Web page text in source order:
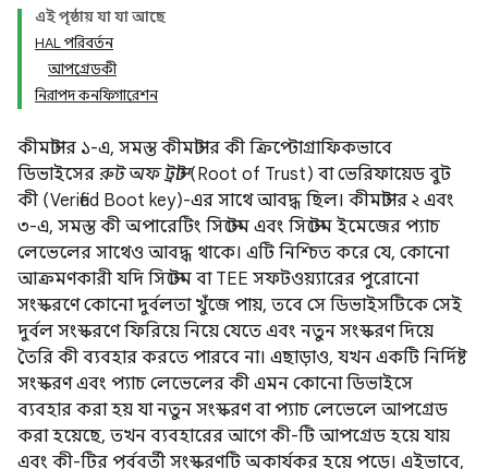
এই পৃষ্ঠায় যা যা আছে
HAL পরিবর্তন
আপগ্রেডকী
নিরাপদ কনফিগারেশন
কীমাস্টার ১-এ, সমস্ত কীমাস্টার কী ক্রিপ্টোগ্রাফিকভাবে
ডিভাইসের রুট অফ ট্রাস্ট(Root of Trust) বা ভেরিফায়েড বুট
কী (Verified Boot key)-এর সাথে আবদ্ধ ছিল। কীমাস্টার ২ এবং
৩-এ, সমস্ত কী অপারেটিং সিস্টেম এবং সিস্টেম ইমেজের প্যাচ
লেভেলের সাথেও আবদ্ধ থাকে। এটি নিশ্চিত করে যে, কোনো
আক্রমণকারী যদি সিস্টেম বা TEE সফটওয়্যারের পুরোনো
সংস্করণে কোনো দুর্বলতা খুঁজে পায়, তবে সে ডিভাইসটিকে সেই
দুর্বল সংস্করণে ফিরিয়ে নিয়ে যেতে এবং নতুন সংস্করণ দিয়ে
তৈরি কী ব্যবহার করতে পারবে না। এছাড়াও, যখন একটি নির্দিষ্ট
সংস্করণ এবং প্যাচ লেভেলের কী এমন কোনো ডিভাইসে
ব্যবহার করা হয় যা নতুন সংস্করণ বা প্যাচ লেভেলে আপগ্রেড
করা হয়েছে, তখন ব্যবহারের আগে কী-টি আপগ্রেড হয়ে যায়
এবং কী-টির পূর্ববর্তী সংস্করণটি অকার্যকর হয়ে পড়ে। এইভাবে,